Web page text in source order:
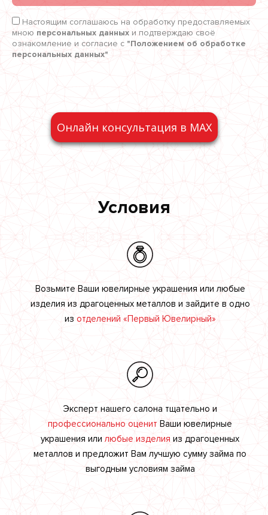
Настоящим соглашаюсь на обработку предоставляемых
мною персональных данных и подтверждаю своё
ознакомление и согласие с "Положением об обработке
персональных данных"
Онлайн консультация в MAX
Условия
Возьмите Ваши ювелирные украшения или любые
изделия из драгоценных металлов и зайдите в одно
из отделений «Первый Ювелирный»
Эксперт нашего салона тщательно и
профессионально оценит Ваши ювелирные
украшения или любые изделия из драгоценных
металлов и предложит Вам лучшую сумму займа по
выгодным условиям займа